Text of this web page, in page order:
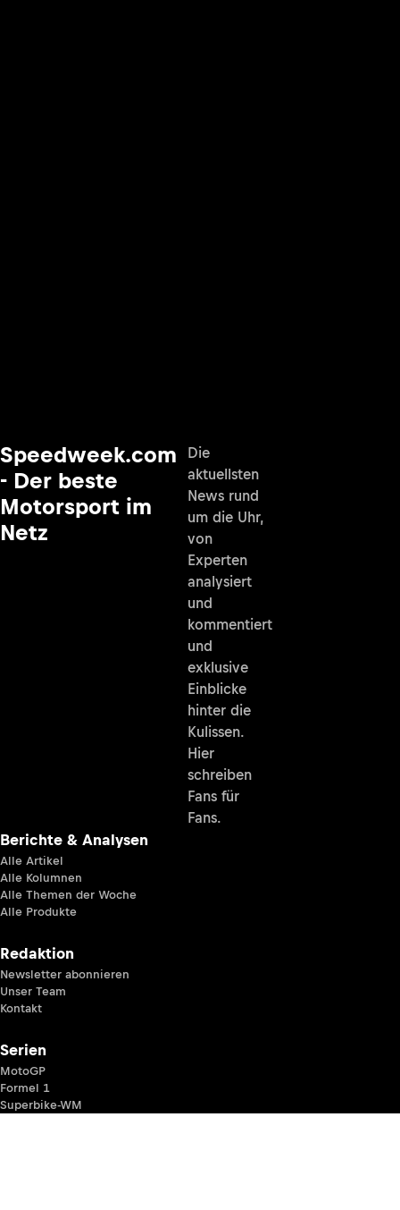
Speedweek.com
- Der beste
Motorsport im
Netz
Die
aktuellsten
News rund
um die Uhr,
von
Experten
analysiert
und
kommentiert
und
exklusive
Einblicke
hinter die
Kulissen.
Hier
schreiben
Fans für
Fans.
Berichte & Analysen
Alle Artikel
Alle Kolumnen
Alle Themen der Woche
Alle Produkte
Redaktion
Newsletter abonnieren
Unser Team
Kontakt
Serien
MotoGP
Formel 1
Superbike-WM